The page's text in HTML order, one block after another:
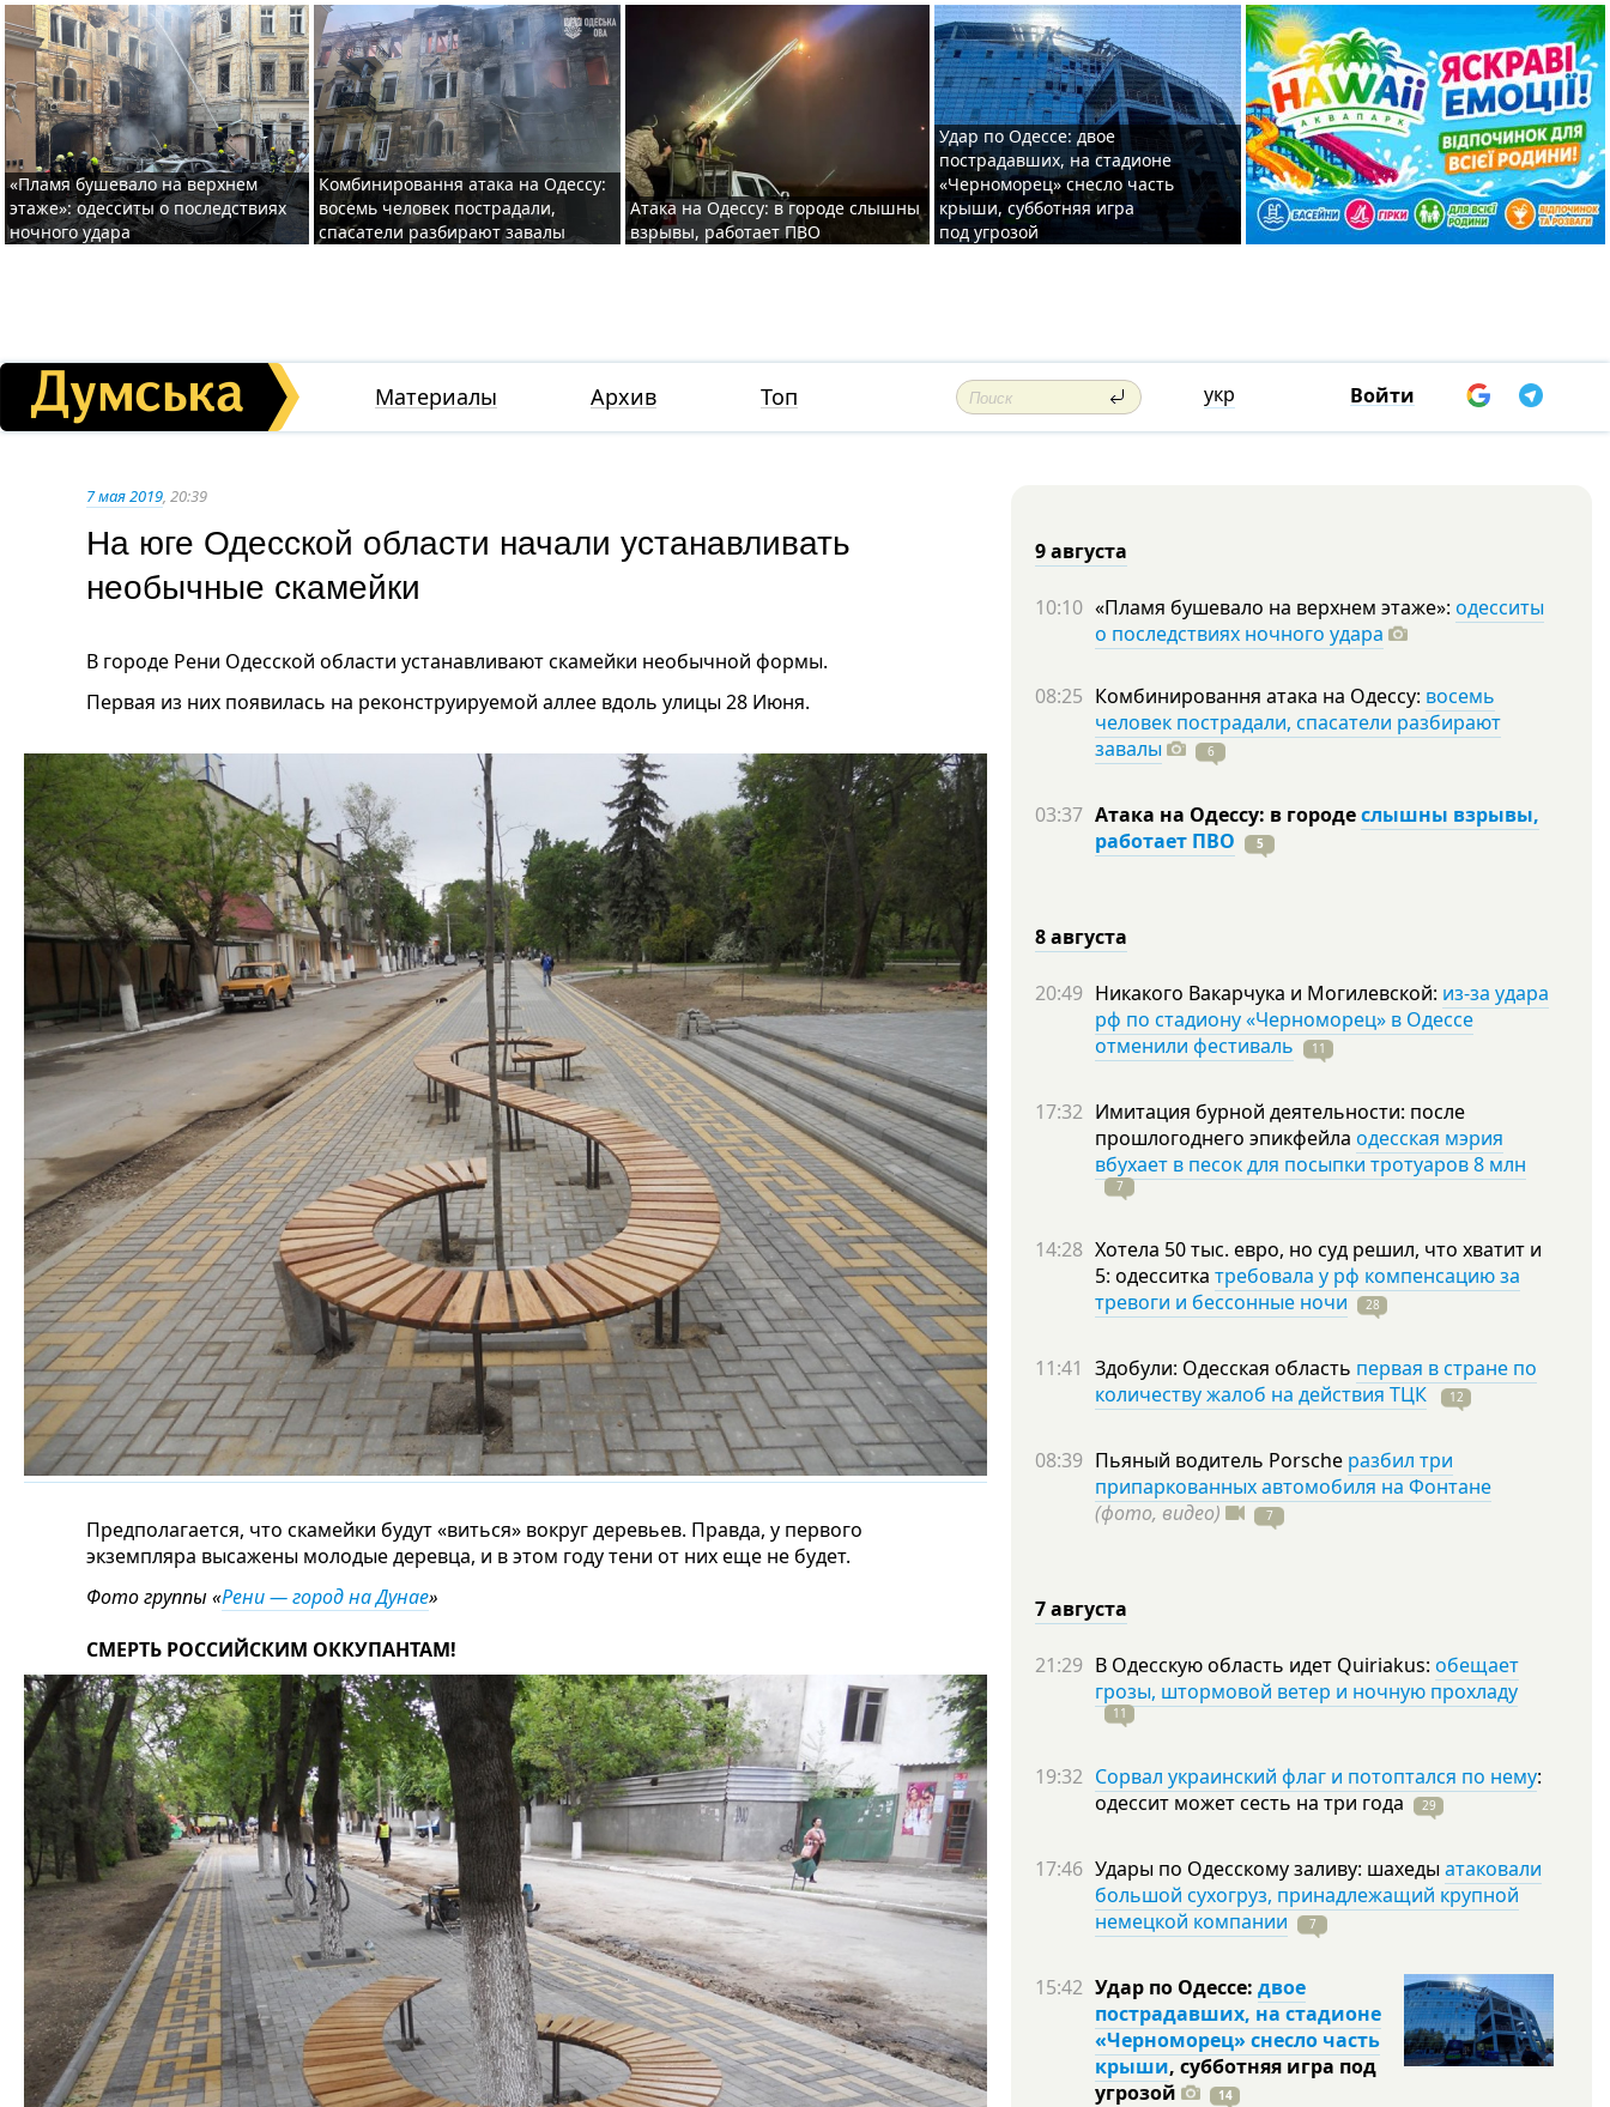
«Пламя бушевало на верхнем
этаже»: одесситы о последствиях
ночного удара
Комбинировання атака на Одессу:
восемь человек пострадали,
спасатели разбирают завалы
Атака на Одессу: в городе слышны
взрывы, работает ПВО
Удар по Одессе: двое
пострадавших, на стадионе
«Черноморец» снесло часть
крыши, субботняя игра
под угрозой
Материалы Архив Топ укр Войти
7 мая 2019, 20:39
На юге Одесской области начали устанавливать
необычные скамейки
В городе Рени Одесской области устанавливают скамейки необычной формы.
Первая из них появилась на реконструируемой аллее вдоль улицы 28 Июня.
Предполагается, что скамейки будут «виться» вокруг деревьев. Правда, у первого
экземпляра высажены молодые деревца, и в этом году тени от них еще не будет.
Фото группы «Рени — город на Дунае»
СМЕРТЬ РОССИЙСКИМ ОККУПАНТАМ!
9 августа
10:10 «Пламя бушевало на верхнем этаже»: одесситы
о последствиях ночного удара
08:25 Комбинировання атака на Одессу: восемь
человек пострадали, спасатели разбирают
завалы
6
03:37 Атака на Одессу: в городеслышны взрывы,
работает ПВО
5
8 августа
20:49 Никакого Вакарчука и Могилевской: из-за удара
рф по стадиону «Черноморец» в Одессе
отменили фестиваль
11
17:32 Имитация бурной деятельности: после
прошлогоднего эпикфейла одесская мэрия
вбухает в песок для посыпки тротуаров 8 млн
7
14:28 Хотела 50 тыс. евро, но суд решил, что хватит и
5: одесситка требовала у рф компенсацию за
тревоги и бессонные ночи
28
11:41 Здобули: Одесская область первая в стране по
количеству жалоб на действия ТЦК
12
08:39 Пьяный водитель Porsche разбил три
припаркованных автомобиля на Фонтане
(фото, видео)
7
7 августа
21:29 В Одесскую область идет Quiriakus: обещает
грозы, штормовой ветер и ночную прохладу
11
19:32 Сорвал украинский флаг и потоптался по нему:
одессит может сесть на три года 29
17:46 Удары по Одесскому заливу: шахеды атаковали
большой сухогруз, принадлежащий крупной
немецкой компании
7
15:42 Удар по Одессе: двое
пострадавших, на стадионе
«Черноморец» снесло часть
крыши, субботняя игра под
угрозой
14